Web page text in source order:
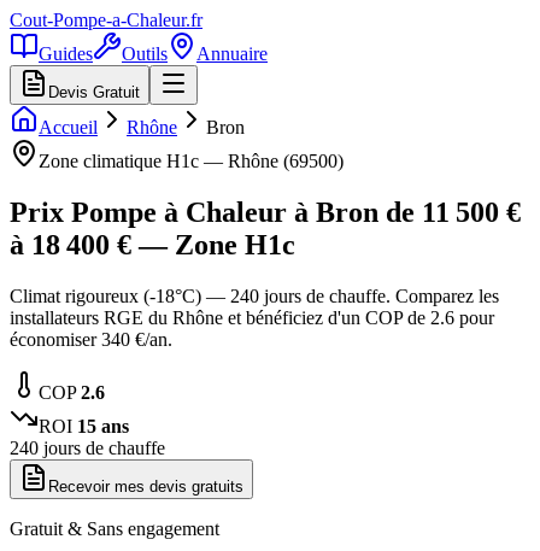
Cout-Pompe-a-Chaleur.fr
Guides
Outils Annuaire
Devis Gratuit
Accueil Rhône
Bron
Zone climatique H1c — Rhône (69500)
Prix Pompe à Chaleur à Bron de 11 500 €
à 18 400 € — Zone H1c
Climat rigoureux (-18°C) — 240 jours de chauffe. Comparez les
installateurs RGE du Rhône et bénéficiez d'un COP de 2.6 pour
économiser 340 €/an.
COP2.6
ROI 15 ans
240 jours de chauffe
Recevoir mes devis gratuits
Gratuit & Sans engagement